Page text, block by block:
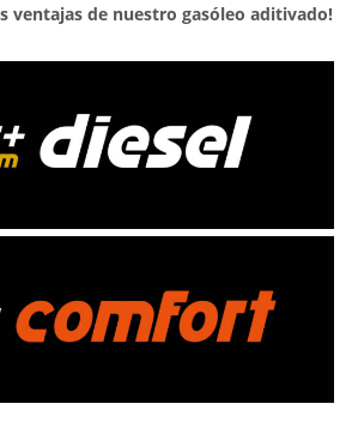
ventajas de nuestro gasóleo aditivado!